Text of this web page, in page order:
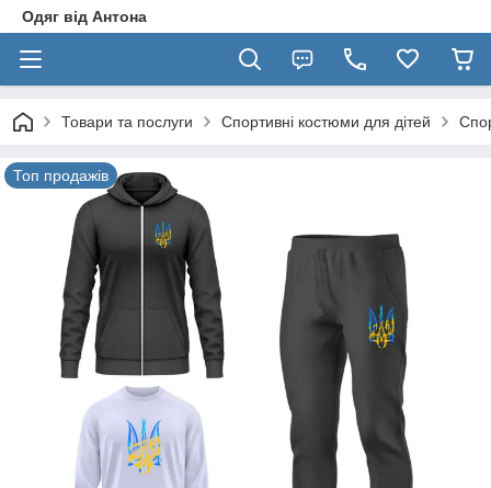
Одяг від Антона
Товари та послуги Спортивні костюми для дітей
Топ продажів